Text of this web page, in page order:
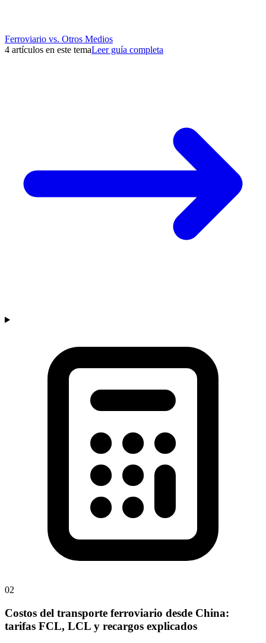
Ferroviario vs. Otros Medios
4 artículos en este temaLeer guía completa
02
Costos del transporte ferroviario desde China:
tarifas FCL, LCL y recargos explicados